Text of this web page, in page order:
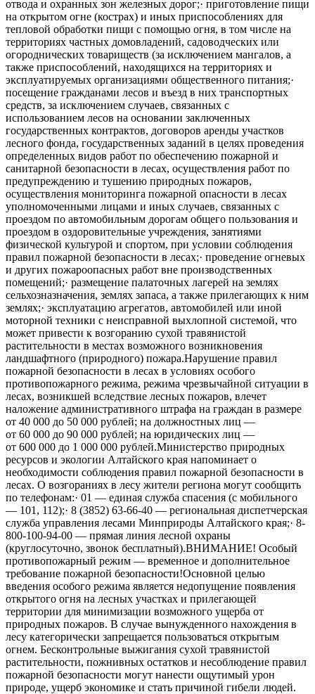
отвода и охранных зон железных дорог;· приготовление пищи
на открытом огне (кострах) и иных приспособлениях для
тепловой обработки пищи с помощью огня, в том числе на
территориях частных домовладений, садоводческих или
огороднических товариществ (за исключением мангалов, а
также приспособлений, находящихся на территориях и
эксплуатируемых организациями общественного питания;·
посещение гражданами лесов и въезд в них транспортных
средств, за исключением случаев, связанных с
использованием лесов на основании заключенных
государственных контрактов, договоров аренды участков
лесного фонда, государственных заданий в целях проведения
определенных видов работ по обеспечению пожарной и
санитарной безопасности в лесах, осуществления работ по
предупреждению и тушению природных пожаров,
осуществления мониторинга пожарной опасности в лесах
уполномоченными лицами и иных случаев, связанных с
проездом по автомобильным дорогам общего пользования и
проездом в оздоровительные учреждения, занятиями
физической культурой и спортом, при условии соблюдения
правил пожарной безопасности в лесах;· проведение огневых
и других пожароопасных работ вне производственных
помещений;· размещение палаточных лагерей на землях
сельхозназначения, землях запаса, а также прилегающих к ним
землях;· эксплуатацию агрегатов, автомобилей или иной
моторной техники с неисправной выхлопной системой, что
может привести к возгоранию сухой травянистой
растительности в местах возможного возникновения
ландшафтного (природного) пожара.Нарушение правил
пожарной безопасности в лесах в условиях особого
противопожарного режима, режима чрезвычайной ситуации в
лесах, возникшей вследствие лесных пожаров, влечет
наложение административного штрафа на граждан в размере
от 40 000 до 50 000 рублей; на должностных лиц —
от 60 000 до 90 000 рублей; на юридических лиц —
от 600 000 до 1 000 000 рублей.Министерство природных
ресурсов и экологии Алтайского края напоминает о
необходимости соблюдения правил пожарной безопасности в
лесах. О возгораниях в лесу жители региона могут сообщить
по телефонам:· 01 — единая служба спасения (с мобильного
— 101, 112);· 8 (3852) 63-66-40 — региональная диспетчерская
служба управления лесами Минприроды Алтайского края;· 8-
800-100-94-00 — прямая линия лесной охраны
(круглосуточно, звонок бесплатный).ВНИМАНИЕ! Особый
противопожарный режим — временное и дополнительное
требование пожарной безопасности!Основной целью
введения особого режима является недопущение появления
открытого огня на лесных участках и прилегающей
территории для минимизации возможного ущерба от
природных пожаров. В случае вынужденного нахождения в
лесу категорически запрещается пользоваться открытым
огнем. Бесконтрольные выжигания сухой травянистой
растительности, пожнивных остатков и несоблюдение правил
пожарной безопасности могут нанести ощутимый урон
природе, ущерб экономике и стать причиной гибели людей.